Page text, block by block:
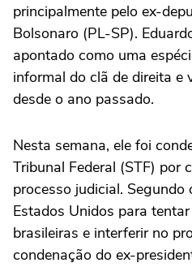
principalmente pelo ex-
Bolsonaro (PL-SP).
apontado como uma
informal do clã de direita e
desde o ano passado.
Nesta semana, ele foi
Tribunal Federal (STF) por
processo judicial. Segundo
Estados Unidos para
brasileiras e interferir no
condenação do ex-